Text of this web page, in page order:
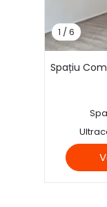
1 /6
Spațiu